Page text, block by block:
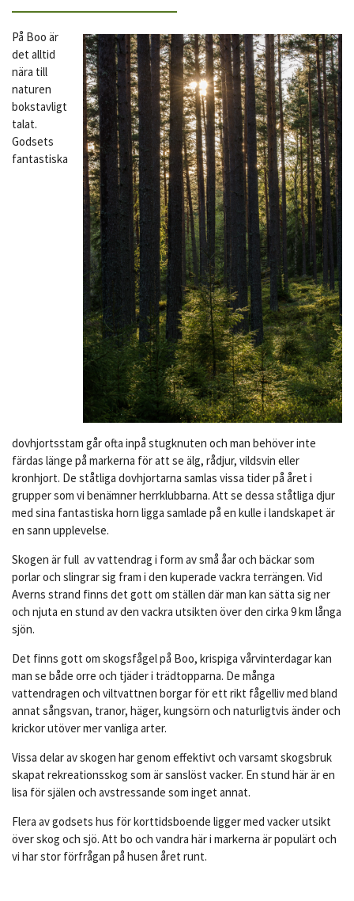
På Boo är
det alltid
nära till
naturen
bokstavligt
talat.
Godsets
fantastiska
dovhjortsstam går ofta inpå stugknuten och man behöver inte
färdas länge på markerna för att se älg, rådjur, vildsvin eller
kronhjort. De ståtliga dovhjortarna samlas vissa tider på året i
grupper som vi benämner herrklubbarna. Att se dessa ståtliga djur
med sina fantastiska horn ligga samlade på en kulle i landskapet är
en sann upplevelse.
Skogen är full av vattendrag i form av små åar och bäckar som
porlar och slingrar sig fram i den kuperade vackra terrängen. Vid
Averns strand finns det gott om ställen där man kan sätta sig ner
och njuta en stund av den vackra utsikten över den cirka 9 km långa
sjön.
Det finns gott om skogsfågel på Boo, krispiga vårvinterdagar kan
man se både orre och tjäder i trädtopparna. De många
vattendragen och viltvattnen borgar för ett rikt fågelliv med bland
annat sångsvan, tranor, häger, kungsörn och naturligtvis änder och
krickor utöver mer vanliga arter.
Vissa delar av skogen har genom effektivt och varsamt skogsbruk
skapat rekreationsskog som är sanslöst vacker. En stund här är en
lisa för själen och avstressande som inget annat.
Flera av godsets hus för korttidsboende ligger med vacker utsikt
över skog och sjö. Att bo och vandra här i markerna är populärt och
vi har stor förfrågan på husen året runt.